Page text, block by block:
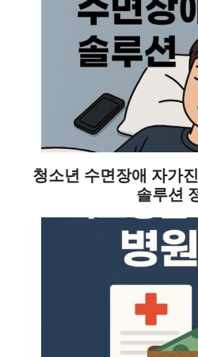
청소년 수면장애 자가
솔루션